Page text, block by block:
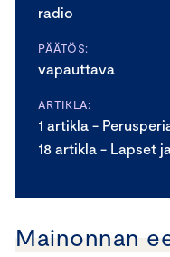
radio
PÄÄTÖS:
vapauttava
ARTIKLA:
1 artikla -
18 artikla - Lapset
Mainonnan